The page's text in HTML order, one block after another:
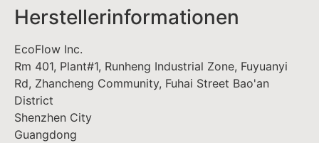
Herstellerinformationen
EcoFlow Inc.
Rm 401, Plant#1, Runheng Industrial Zone, Fuyuanyi
Rd, Zhancheng Community, Fuhai Street Bao'an
District
Shenzhen City
Guangdong